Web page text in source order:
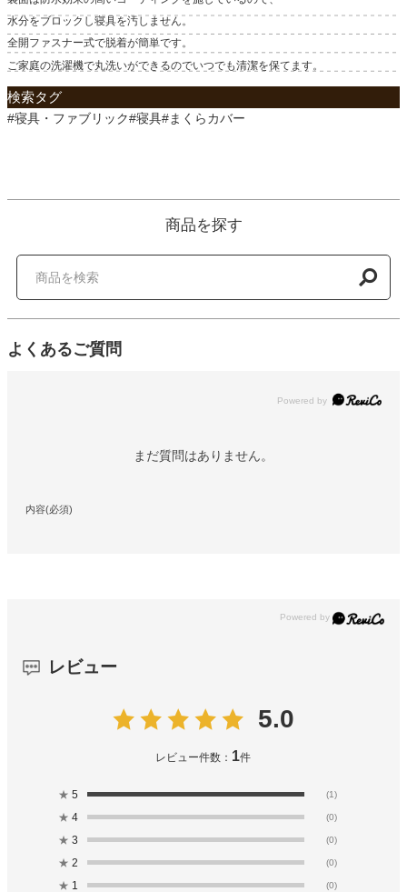
水分をブロックし寝具を汚しません。
全開ファスナー式で脱着が簡単です。
ご家庭の洗濯機で丸洗いができるのでいつでも清潔を保てます。
検索タグ
#寝具・ファブリック#寝具#まくらカバー
商品を探す
よくあるご質問
Powered by
まだ質問はありません。
内容(必須)
レビュー
5.0
レビュー件数： 1件
★ 5 (1)
★ 4 (0)
★ 3 (0)
★ 2 (0)
★ 1 (0)